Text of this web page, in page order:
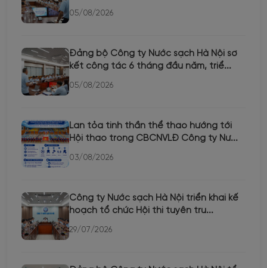
05/08/2026
Đảng bộ Công ty Nước sạch Hà Nội sơ
kết công tác 6 tháng đầu năm, triể...
05/08/2026
Lan tỏa tinh thần thể thao hướng tới
Hội thao trong CBCNVLĐ Công ty Nư...
03/08/2026
Công ty Nước sạch Hà Nội triển khai kế
hoạch tổ chức Hội thi tuyên tru...
29/07/2026